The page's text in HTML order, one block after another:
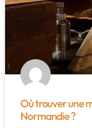
Où trouver une
Normandie ?